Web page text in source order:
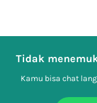
Tidak
Kamu bisa chat